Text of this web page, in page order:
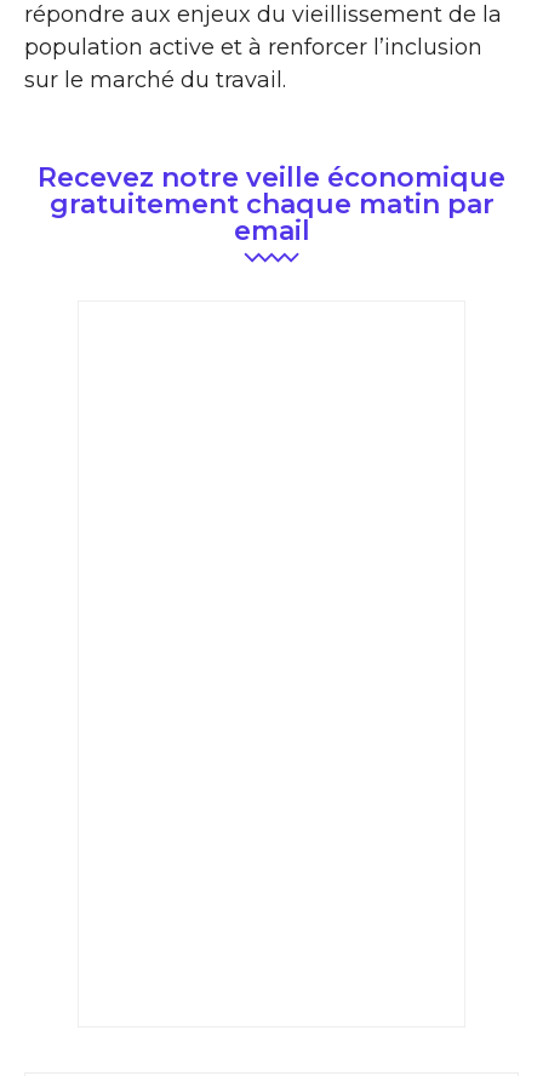
répondre aux enjeux du vieillissement de la
population active et à renforcer l’inclusion
sur le marché du travail.
Recevez notre veille économique
gratuitement chaque matin par
email